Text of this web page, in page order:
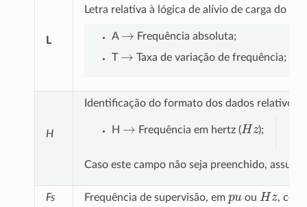
L
Letra relativa à lógica de alívio de carga do
A →
Frequência absoluta;
T
→ Taxa de variação de frequência;
H
Identificação do formato dos dados relativos
H → Frequência em hertz (Hz );
Caso este campo não seja preenchido,
Fs Frequência de supervisão, em ou Hz ,